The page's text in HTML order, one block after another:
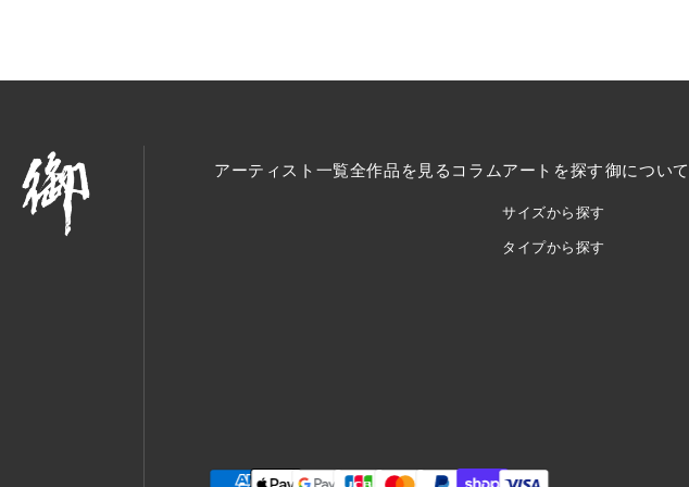
アーティスト一覧全作品を見る コラムアートを探す
サイズから探す
タイプから探す
御について